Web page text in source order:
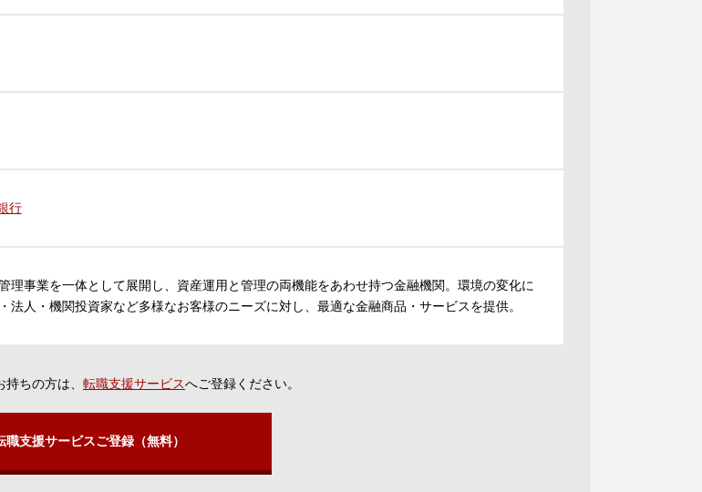
行
理事業を一体として展開し、資産運用と管理の両機能をあわせ持つ金融機関。環境の変化に
法人・機関投資家など多様なお客様のニーズに対し、最適な金融商品・サービスを提供。
ちの方は、 転職支援サービスへご登録ください。
職支援サービスご登録（無料）